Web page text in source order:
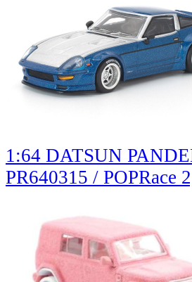
1:64 DATSUN
PR640315 / POPRace